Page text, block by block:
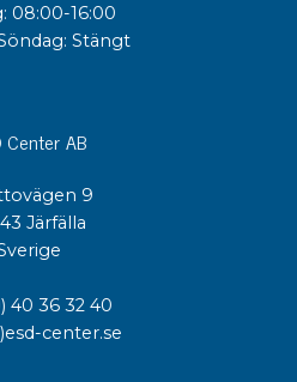
08:00-16:00
Stängt
Center AB
9
Järfälla
40 36 32 40
center.se